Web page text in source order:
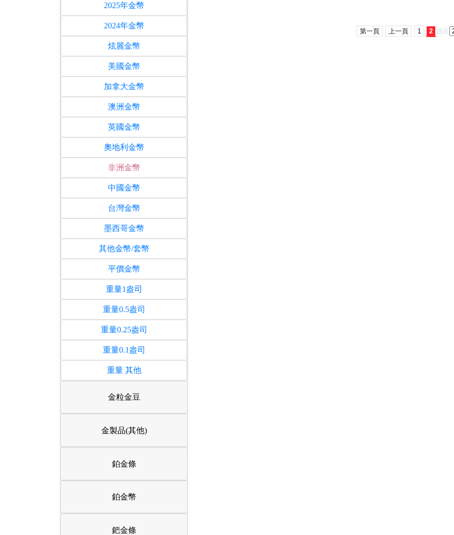
2025年金幣
2024年金幣
炫麗金幣
美國金幣
加拿大金幣
澳洲金幣
英國金幣
奧地利金幣
非洲金幣
中國金幣
台灣金幣
墨西哥金幣
其他金幣/套幣
平價金幣
重量1盎司
重量0.5盎司
重量0.25盎司
重量0.1盎司
重量 其他
金粒金豆
金製品(其他)
鉑金條
鉑金幣
鈀金條
第一頁 上一頁 1 2 跳至